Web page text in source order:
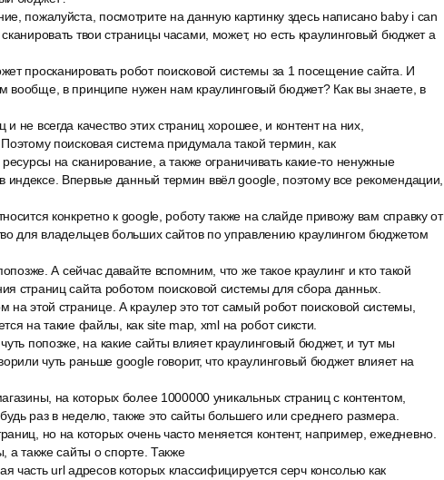
пожалуйста, посмотрите на данную картинку здесь написано baby i can
твои страницы часами, может, но есть краулинговый бюджет a
просканировать робот поисковой системы за 1 посещение сайта. И
вообще, в принципе нужен нам краулинговый бюджет? Как вы знаете, в
не всегда качество этих страниц хорошее, и контент на них,
поисковая система придумала такой термин, как
на сканирование, а также ограничивать какие-то ненужные
Впервые данный термин ввёл google, поэтому все рекомендации,
конкретно к google, роботу также на слайде привожу вам справку от
для владельцев больших сайтов по управлению краулингом бюджетом
А сейчас давайте вспомним, что же такое краулинг и кто такой
страниц сайта роботом поисковой системы для сбора данных.
этой странице. А краулер это тот самый робот поисковой системы,
на такие файлы, как site map, xml на робот сиксти.
попозже, на какие сайты влияет краулинговый бюджет, и тут мы
чуть раньше google говорит, что краулинговый бюджет влияет на
на которых более 1000000 уникальных страниц с контентом,
раз в неделю, также это сайты большего или среднего размера.
но на которых очень часто меняется контент, например, ежедневно.
а также сайты о спорте. Также
часть url адресов которых классифицируется серч консолью как